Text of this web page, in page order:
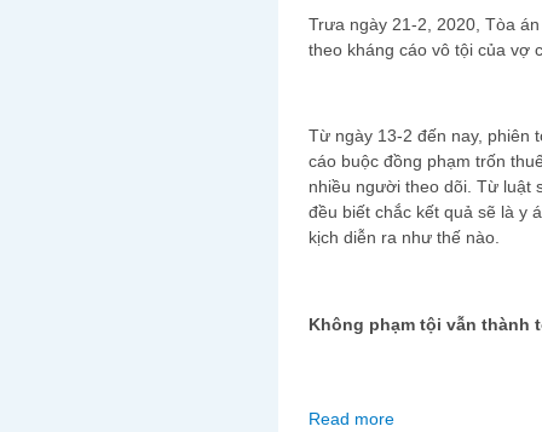
Trưa ngày 21-2, 2020, Tòa
theo kháng cáo vô tội của vợ
Từ ngày 13-2 đến nay, phiên
cáo buộc đồng phạm trốn
nhiều người theo dõi. Từ luật
đều biết chắc kết quả sẽ là y
kịch diễn ra như thế nào.
Không phạm tội vẫn thành
Read more